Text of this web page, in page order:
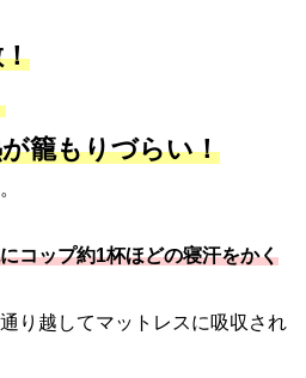
籠もりづらい！
コップ約1杯ほどの寝汗をかく
り越してマットレスに吸収され